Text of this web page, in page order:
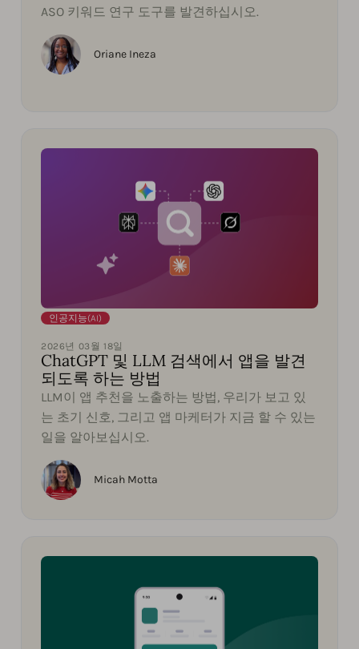
ASO 키워드 연구 도구를 발견하십시오.
Oriane Ineza
인공지능(AI)
2026년 03월 18일
ChatGPT 및 LLM 검색에서 앱을 발견
되도록 하는 방법
LLM이 앱 추천을 노출하는 방법, 우리가 보고 있
는 초기 신호, 그리고 앱 마케터가 지금 할 수 있는
일을 알아보십시오.
Micah Motta